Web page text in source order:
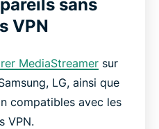
sans
VPN
MediaStreamersur
LG, ainsi que
compatibles avec les
VPN.